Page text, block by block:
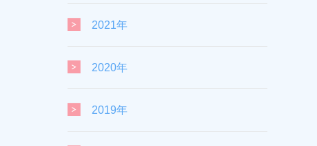
2021年
2020年
2019年